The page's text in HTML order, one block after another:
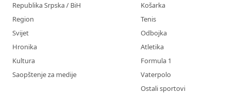
Republika Srpska / BiH
Region
Svijet
Hronika
Kultura
Saopštenje za medije
Košarka
Tenis
Odbojka
Atletika
Formula 1
Vaterpolo
Ostali sportovi